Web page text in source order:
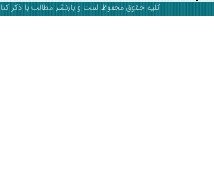
کلیه حقوق محفوظ است و بازنشر مطالب با ذکرکتاب نیوز و